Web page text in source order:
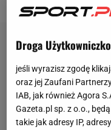
Droga
jeśli wyrazisz zgodę
oraz jej Zaufani
IAB, jak również Agora
Gazeta.pl sp. z o.o.,
takie jak adresy IP,